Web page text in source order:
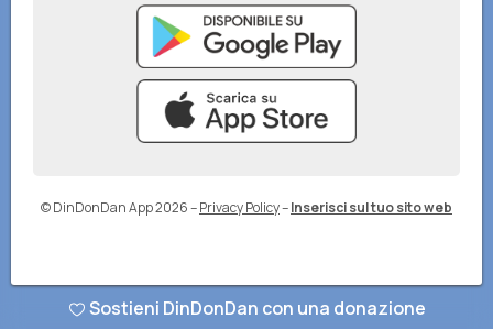
© DinDonDan App 2026–Privacy Policy–Inserisci sul tuo sito web
Sostieni DinDonDan con una donazione